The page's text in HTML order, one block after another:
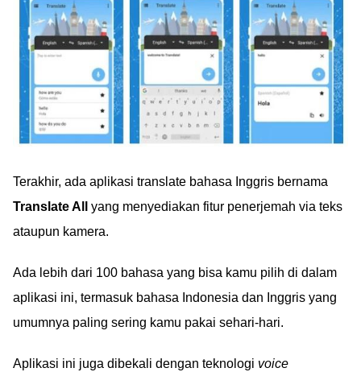
Terakhir, ada aplikasi translate bahasa Inggris bernama
Translate All
yang menyediakan fitur penerjemah via teks
ataupun kamera.
Ada lebih dari 100 bahasa yang bisa kamu pilih di dalam
aplikasi ini, termasuk bahasa Indonesia dan Inggris yang
umumnya paling sering kamu pakai sehari-hari.
Aplikasi ini juga dibekali dengan teknologi voice